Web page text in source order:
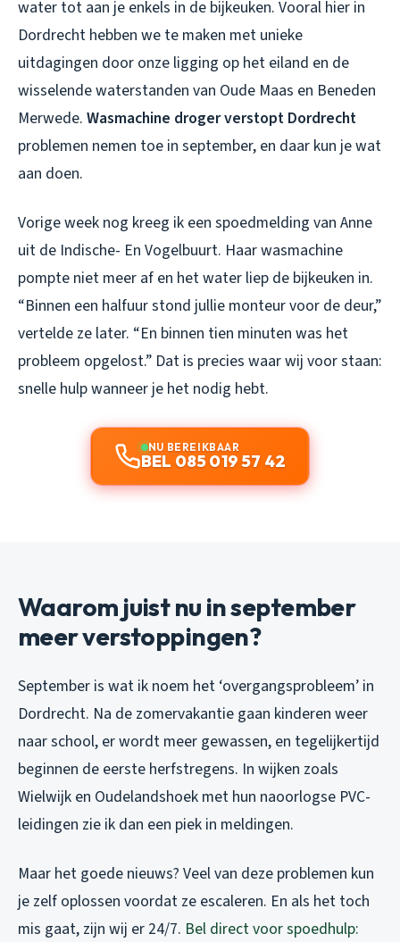
water tot aan je enkels in de bijkeuken. Vooral hier in
Dordrecht hebben we te maken met unieke
uitdagingen door onze ligging op het eiland en de
wisselende waterstanden van Oude Maas en Beneden
Merwede. Wasmachine droger verstopt Dordrecht
problemen nemen toe in september, en daar kun je wat
aan doen.
Vorige week nog kreeg ik een spoedmelding van Anne
uit de Indische- En Vogelbuurt. Haar wasmachine
pompte niet meer af en het water liep de bijkeuken in.
“Binnen een halfuur stond jullie monteur voor de deur,”
vertelde ze later. “En binnen tien minuten was het
probleem opgelost.” Dat is precies waar wij voor staan:
snelle hulp wanneer je het nodig hebt.
NU BEREIKBAAR
BEL 085 019 57 42
Waarom juist nu in september
meer verstoppingen?
September is wat ik noem het ‘overgangsprobleem’ in
Dordrecht. Na de zomervakantie gaan kinderen weer
naar school, er wordt meer gewassen, en tegelijkertijd
beginnen de eerste herfstregens. In wijken zoals
Wielwijk en Oudelandshoek met hun naoorlogse PVC-
leidingen zie ik dan een piek in meldingen.
Maar het goede nieuws? Veel van deze problemen kun
je zelf oplossen voordat ze escaleren. En als het toch
mis gaat, zijn wij er 24/7. Bel direct voor spoedhulp: